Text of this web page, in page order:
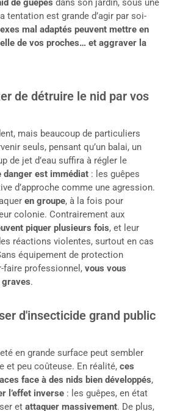
de guêpes dans son jardin, sous une
tentation est grande d’agir par soi-
mal adaptés peuvent mettre en
de vos proches… et aggraver la
de détruire le nid par vos
mais beaucoup de particuliers
seuls, pensant qu’un balai, un
de jet d’eau suffira à régler le
danger est immédiat : les guêpes
d’approche comme une agression.
en groupe, à la fois pour
colonie. Contrairement aux
piquer plusieurs fois, et leur
réactions violentes, surtout en cas
équipement de protection
faire professionnel, vous vous
.
d'insecticide grand public
en grande surface peut sembler
et peu coûteuse. En réalité, ces
face à des nids bien développés,
l’effet inverse : les guêpes, en état
et attaquer massivement. De plus,